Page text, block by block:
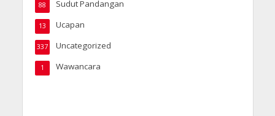
Sudut Pandangan
88
Ucapan
13
Uncategorized
337
Wawancara
1